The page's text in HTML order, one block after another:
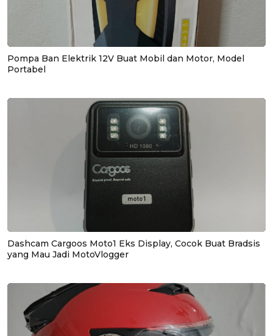
Pompa Ban Elektrik 12V Buat Mobil dan Motor, Model
Portabel
Dashcam Cargoos Moto1 Eks Display, Cocok Buat Bradsis
yang Mau Jadi MotoVlogger